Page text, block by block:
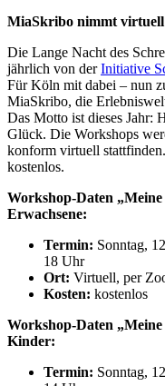
MiaSkribo nimmt
Die Lange Nacht des
jährlich von derInitiative
Für Köln mit dabei – nun
MiaSkribo, die
Das Motto ist dieses Jahr:
Glück. Die Workshops
konform virtuell
kostenlos.
Workshop-Daten „
Erwachsene:
Termin: Sonntag,
18 Uhr
Ort: Virtuell, per
Kosten: kostenlos
Workshop-Daten „
Kinder:
Termin: Sonntag,